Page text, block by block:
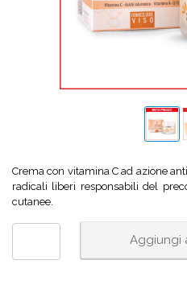
Crema con vitamina C ad azione
radicali liberi responsabili del
cutanee.